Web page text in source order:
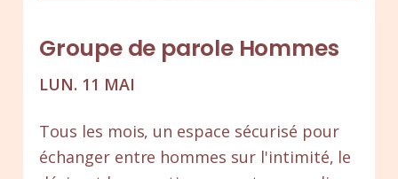
Groupe de parole Hommes
LUN. 11 MAI
Tous les mois, un espace sécurisé pour
échanger entre hommes sur l'intimité, le